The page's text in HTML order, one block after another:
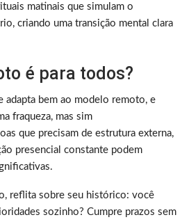
matinais que simulam o
criando uma transição mental clara
é para todos?
adapta bem ao modelo remoto, e
fraqueza, mas sim
que precisam de estrutura externa,
presencial constante podem
reflita sobre seu histórico: você
sozinho? Cumpre prazos sem